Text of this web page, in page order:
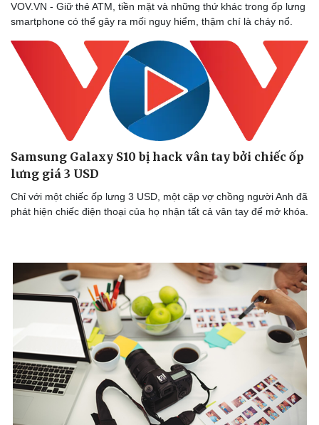
VOV.VN - Giữ thẻ ATM, tiền mặt và những thứ khác trong ốp lưng
smartphone có thể gây ra mối nguy hiểm, thậm chí là cháy nổ.
Samsung Galaxy S10 bị hack vân tay bởi chiếc ốp
lưng giá 3 USD
Chỉ với một chiếc ốp lưng 3 USD, một cặp vợ chồng người Anh đã
phát hiện chiếc điện thoại của họ nhận tất cả vân tay để mở khóa.